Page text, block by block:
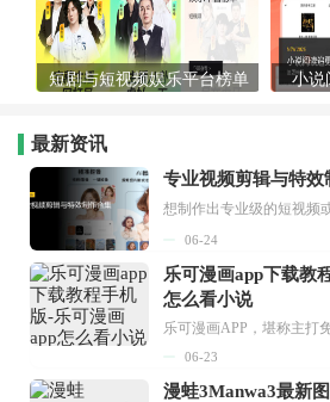
短剧与短视频娱乐平台榜单 小说
最新资讯
专业视频剪辑与特效
06-24
乐可漫画app下载教
怎么看小说
06-23
漫蛙3Manwa3最新